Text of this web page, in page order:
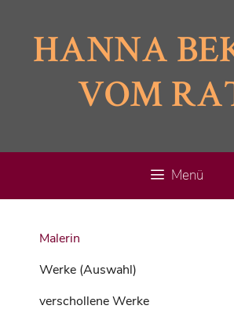
InhaltHANNA
VOM
Menü
Malerin
Werke (Auswahl)
verschollene Werke